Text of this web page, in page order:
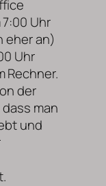
Uhr
eher an)
Uhr
Rechner.
der
man
und